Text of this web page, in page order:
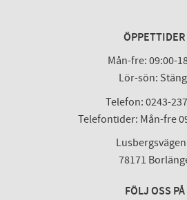
ÖPPETTIDER
Mån-fre: 09:00-
Lör-sön:
Telefon: 0243-
Telefontider: Mån-fre
78171
FÖLJ OSS PÅ